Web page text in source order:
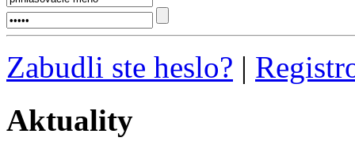
Zabudli ste heslo? |
Aktuality